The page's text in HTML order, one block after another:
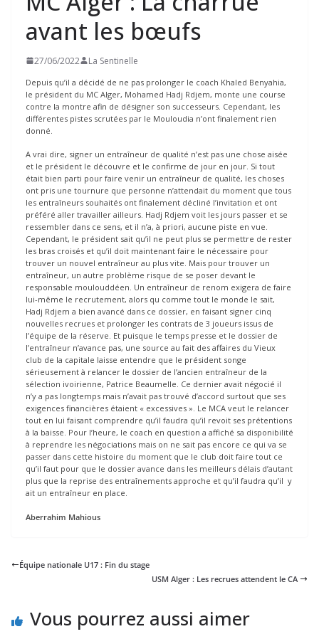
avant les bœufs
27/06/2022 La Sentinelle
Depuis qu’il a décidé de ne pas prolonger le coach Khaled Benyahia,
le président du MC Alger, Mohamed Hadj Rdjem, monte une course
contre la montre afin de désigner son successeurs. Cependant, les
différentes pistes scrutées par le Mouloudia n’ont finalement rien
donné.
A vrai dire, signer un entraîneur de qualité n’est pas une chose aisée
et le président le découvre et le confirme de jour en jour. Si tout
était bien parti pour faire venir un entraîneur de qualité, les choses
ont pris une tournure que personne n’attendait du moment que tous
les entraîneurs souhaités ont finalement décliné l’invitation et ont
préféré aller travailler ailleurs. Hadj Rdjem voit les jours passer et se
ressembler dans ce sens, et il n’a, à priori, aucune piste en vue.
Cependant, le président sait qu’il ne peut plus se permettre de rester
les bras croisés et qu’il doit maintenant faire le nécessaire pour
trouver un nouvel entraîneur au plus vite. Mais pour trouver un
entraîneur, un autre problème risque de se poser devant le
responsable moulouddéen. Un entraîneur de renom exigera de faire
lui-même le recrutement, alors qu comme tout le monde le sait,
Hadj Rdjem a bien avancé dans ce dossier, en faisant signer cinq
nouvelles recrues et prolonger les contrats de 3 joueurs issus de
l’équipe de la réserve. Et puisque le temps presse et le dossier de
l’entraîneur n’avance pas, une source au fait des affaires du Vieux
club de la capitale laisse entendre que le président songe
sérieusement à relancer le dossier de l’ancien entraîneur de la
sélection ivoirienne, Patrice Beaumelle. Ce dernier avait négocié il
n’y a pas longtemps mais n’avait pas trouvé d’accord surtout que ses
exigences financières étaient « excessives ». Le MCA veut le relancer
tout en lui faisant comprendre qu’il faudra qu’il revoit ses prétentions
à la baisse. Pour l’heure, le coach en question a affiché sa disponibilité
à reprendre les négociations mais on ne sait pas encore ce qui va se
passer dans cette histoire du moment que le club doit faire tout ce
qu’il faut pour que le dossier avance dans les meilleurs délais d’autant
plus que la reprise des entraînements approche et qu’il faudra qu’il y
ait un entraîneur en place.
Aberrahim Mahious
Équipe nationale U17 : Fin du stage
USM Alger : Les recrues attendent le CA
Vous pourrez aussi aimer